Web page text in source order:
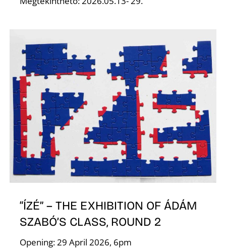
“ÍZÉ” – THE EXHIBITION OF ÁDÁM
SZABÓ’S CLASS, ROUND 2
Opening: 29 April 2026, 6pm